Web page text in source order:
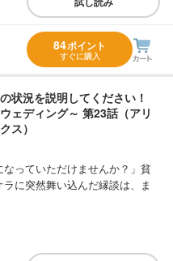
84ポイント
すぐに購入
状況を説明してください！
ェディング～ 第23話（アリ
ス）
なっていただけませんか？」貧
に突然舞い込んだ縁談は、ま